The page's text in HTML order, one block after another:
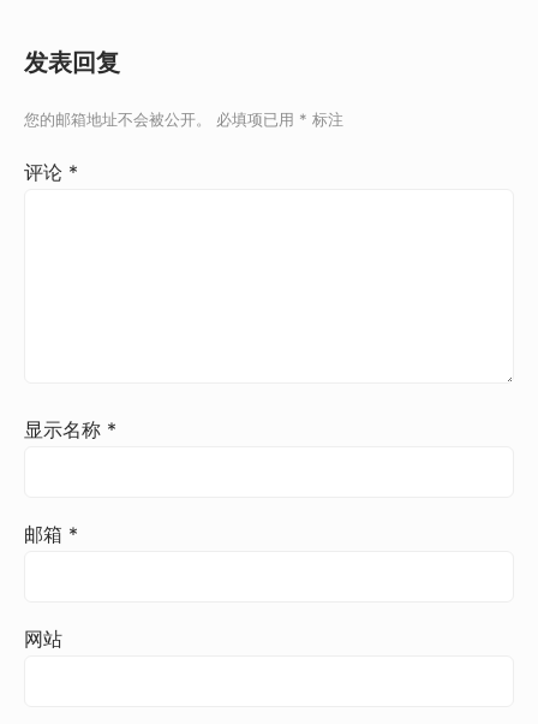
发表回复
您的邮箱地址不会被公开。 必填项已用 * 标注
评论 *
显示名称 *
邮箱 *
网站